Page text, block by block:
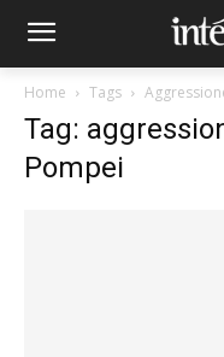
Home Tags
Tag:
Pompei